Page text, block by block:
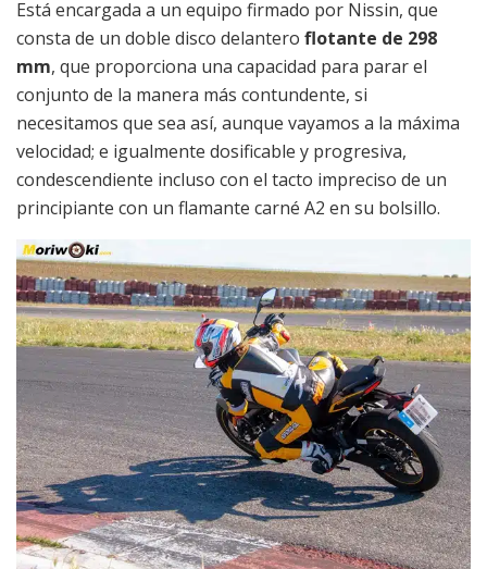
Está encargada a un equipo firmado por Nissin, que
consta de un doble disco delantero flotante de 298
mm, que proporciona una capacidad para parar el
conjunto de la manera más contundente, si
necesitamos que sea así, aunque vayamos a la máxima
velocidad; e igualmente dosificable y progresiva,
condescendiente incluso con el tacto impreciso de un
principiante con un flamante carné A2 en su bolsillo.